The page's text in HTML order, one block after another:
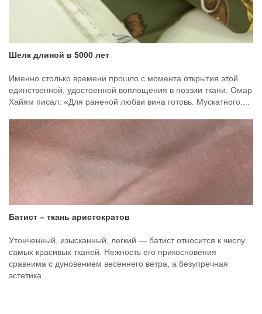
Шелк длиной в 5000 лет
Именно столько времени прошло с момента открытия этой
единственной, удостоенной воплощения в поэзии ткани. Омар
Хайям писал: «Для раненой любви вина готовь. Мускатного....
Батист – ткань аристократов
Утонченный, изысканный, легкий — батист относится к числу
самых красивых тканей. Нежность его прикосновения
сравнима с дуновением весеннего ветра, а безупречная
эстетика...